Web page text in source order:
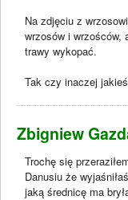
Na zdjęciu z
wrzosów i wrzośców,
trawy wykopać.
Tak czy inaczej
Zbigniew
Trochę się
Danusiu że
jaką średnicę ma